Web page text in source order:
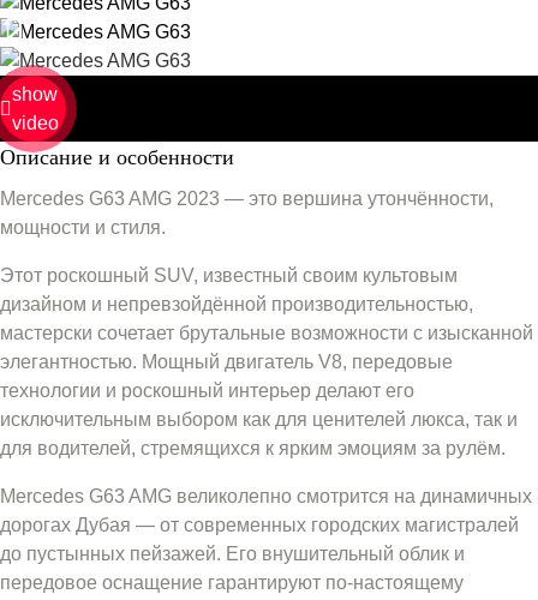
show
video
Описание и особенности
Mercedes G63 AMG 2023 — это вершина утончённости,
мощности и стиля.
Этот роскошный SUV, известный своим культовым
дизайном и непревзойдённой производительностью,
мастерски сочетает брутальные возможности с изысканной
элегантностью. Мощный двигатель V8, передовые
технологии и роскошный интерьер делают его
исключительным выбором как для ценителей люкса, так и
для водителей, стремящихся к ярким эмоциям за рулём.
Mercedes G63 AMG великолепно смотрится на динамичных
дорогах Дубая — от современных городских магистралей
до пустынных пейзажей. Его внушительный облик и
передовое оснащение гарантируют по-настоящему